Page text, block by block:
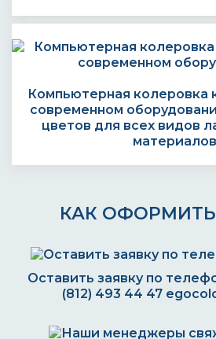
Компьютерная колеровка
современном
цветов для всех видов
КАК ОФОРМИТЬ
Оставить заявку по
(812) 493 44 47